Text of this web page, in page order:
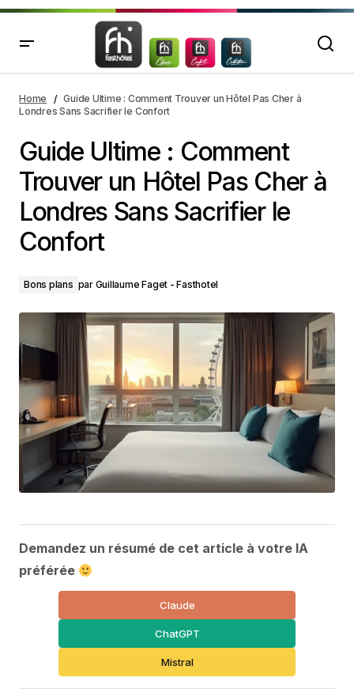
Londres Sans Sacrifier le Confort
Home
Guide Ultime : Comment Trouver un Hôtel Pas Cher à
Londres Sans Sacrifier le Confort
Guide Ultime : Comment
Trouver un Hôtel Pas Cher à
Londres Sans Sacrifier le
Confort
Bons plans par Guillaume Faget - Fasthotel
Demandez un résumé de cet article à votre IA
préférée
Claude
ChatGPT
Mistral